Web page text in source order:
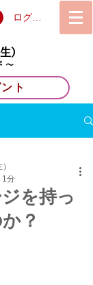
ログイン
）
〜
ト
を持っ
？
1分